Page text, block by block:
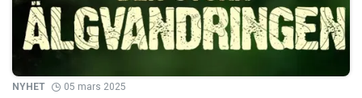
NYHET 05 mars 2025